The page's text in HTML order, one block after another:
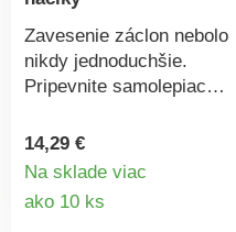
povrch, na ktorý budete
madlo pripevňovať
pomocou prísaviek.
Materiál: plast.
cm.
Zavesenie záclon nebolo
nikdy jednoduchšie.
Pripevnite samolepiace
roztiahnite tyče na šírku
okna a navlečte pútka
zavesiť tyče na háčiky.
14,29 €
Na sklade viac
ako 10 ks